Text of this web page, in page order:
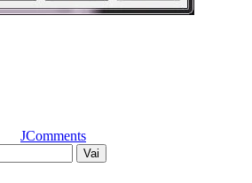
JComments
Vai